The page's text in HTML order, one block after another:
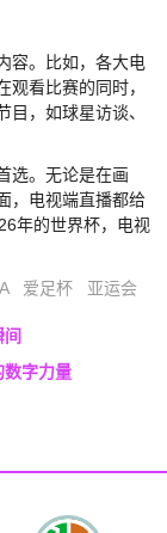
容。比如，各大电
看比赛的同时，
，如球星访谈、
选。无论是在画
，电视端直播都给
年的世界杯，电视
爱足杯 亚运会
数字力量